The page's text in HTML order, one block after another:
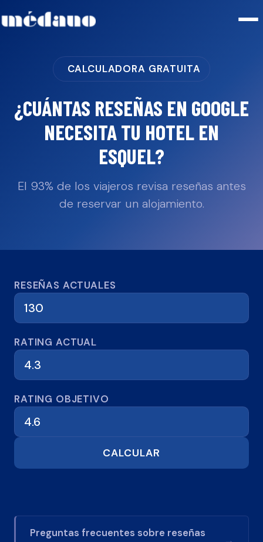
CALCULADORA GRATUITA
¿CUÁNTAS RESEÑAS EN GOOGLE
NECESITA TU HOTEL EN
ESQUEL?
El 93% de los viajeros revisa reseñas antes
de reservar un alojamiento.
Calculadora de reseñas
RESEÑAS ACTUALES
RATING ACTUAL
RATING OBJETIVO
CALCULAR
Preguntas frecuentes sobre reseñas